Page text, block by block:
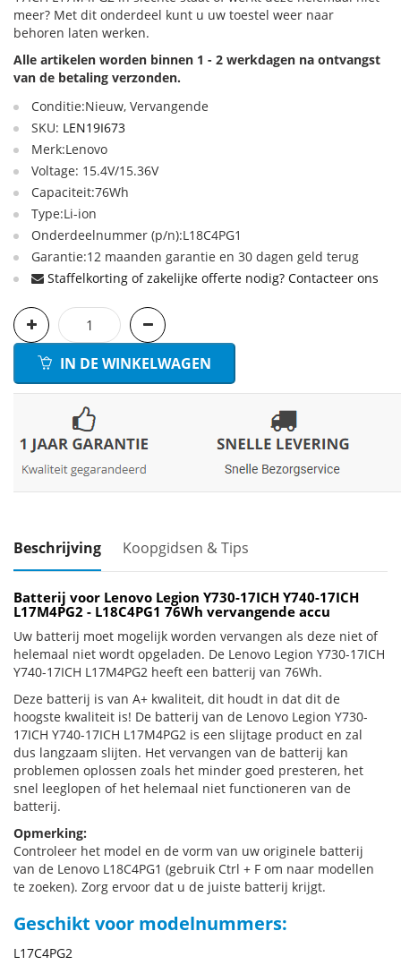
meer? Met dit onderdeel kunt u uw toestel weer naar
behoren laten werken.
Alle artikelen worden binnen 1 - 2 werkdagen na ontvangst
van de betaling verzonden.
Conditie:Nieuw, Vervangende
SKU: LEN19I673
Merk:Lenovo
Voltage: 15.4V/15.36V
Capaciteit:76Wh
Type:Li-ion
Onderdeelnummer (p/n):L18C4PG1
Garantie:12 maanden garantie en 30 dagen geld terug
Staffelkorting of zakelijke offerte nodig? Contacteer ons
IN DE WINKELWAGEN
Beschrijving Koopgidsen & Tips
Batterij voor Lenovo Legion Y730-17ICH Y740-17ICH
L17M4PG2 - L18C4PG1 76Wh vervangende accu
Uw batterij moet mogelijk worden vervangen als deze niet of
helemaal niet wordt opgeladen. De Lenovo Legion Y730-17ICH
Y740-17ICH L17M4PG2 heeft een batterij van 76Wh.
Deze batterij is van A+ kwaliteit, dit houdt in dat dit de
hoogste kwaliteit is! De batterij van de Lenovo Legion Y730-
17ICH Y740-17ICH L17M4PG2 is een slijtage product en zal
dus langzaam slijten. Het vervangen van de batterij kan
problemen oplossen zoals het minder goed presteren, het
snel leeglopen of het helemaal niet functioneren van de
batterij.
Opmerking:
Controleer het model en de vorm van uw originele batterij
van de Lenovo L18C4PG1 (gebruik Ctrl + F om naar modellen
te zoeken). Zorg ervoor dat u de juiste batterij krijgt.
Geschikt voor modelnummers:
L17C4PG2